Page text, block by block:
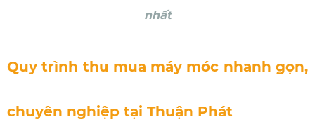
nhất
Quy trình thu mua máy móc nhanh gọn,
chuyên nghiệp tại Thuận Phát